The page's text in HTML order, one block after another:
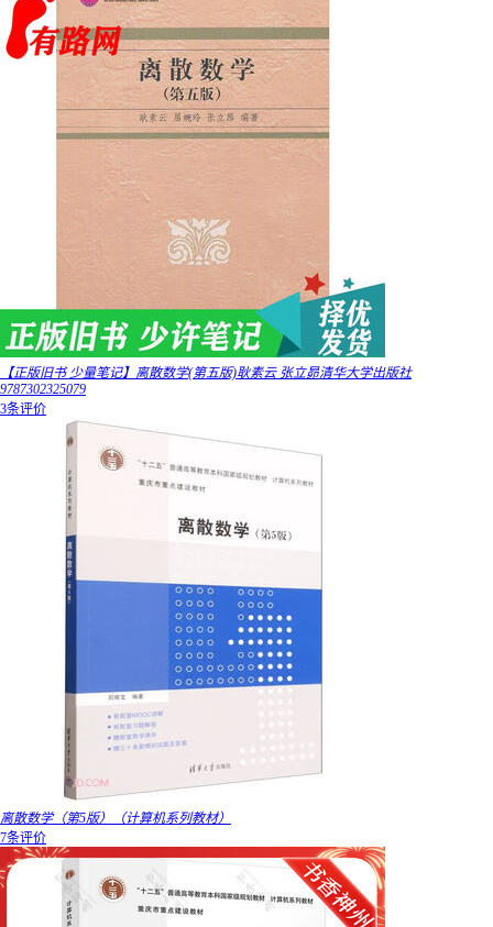
【正版旧书 少量笔记】离散数学(第五版)耿素云 张立昴清华大学出版社
9787302325079
3条评价
离散数学（第5版）（计算机系列教材）
7条评价